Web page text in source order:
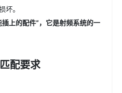
坏。
上的配件”，它是射频系统的一
配要求